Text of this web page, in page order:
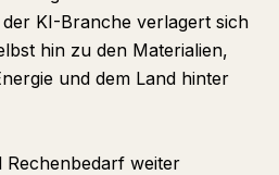
KI-Branche verlagert sich
hin zu den Materialien,
und dem Land hinter
Rechenbedarf weiter